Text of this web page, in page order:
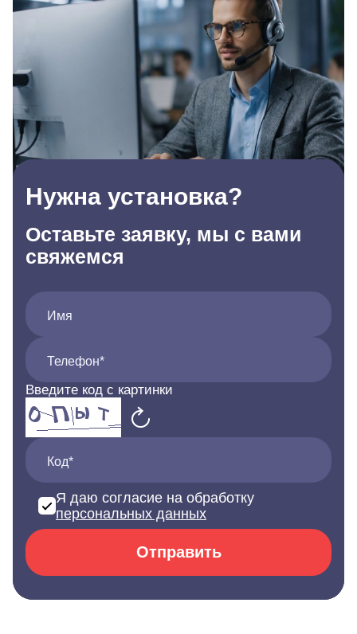
Нужна установка?
Оставьте заявку, мы с вами
свяжемся
Имя
Телефон*
Введите код с картинки
Код*
Я даю согласие на обработку
персональных данных
Отправить